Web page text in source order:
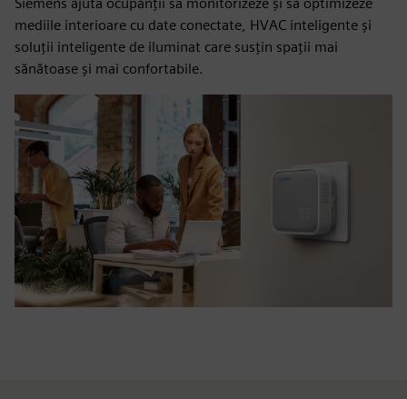
mediile interioare cu date conectate, HVAC inteligente și
soluții inteligente de iluminat care susțin spații mai
sănătoase și mai confortabile.